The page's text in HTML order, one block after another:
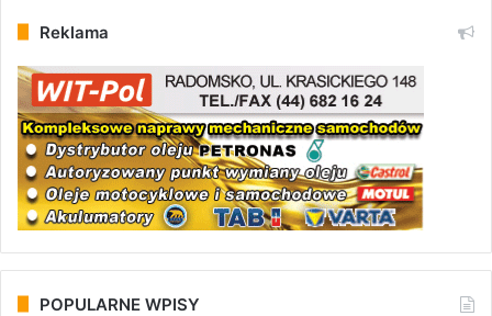
Reklama
POPULARNE WPISY